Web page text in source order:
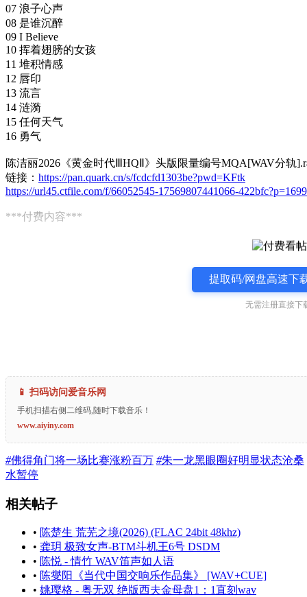
07 浪子心声
08 是谁沉醉
09 I Believe
10 挥着翅膀的女孩
11 堆积情感
12 唇印
13 流言
14 涟漪
15 任何天气
16 勇气
陈洁丽2026《黄金时代ⅢHQⅡ》头版限量编号MQA[WAV分轨
链接： https://pan.quark.cn/s/fcdcfd1303be?pwd=KFtk
https://url45.ctfile.com/f/66052545-17569807441066-422bfc?p=1699
***付费内容***
提取码/网盘高速下
无需注册直接下
📱 扫码访问爱音乐网
手机扫描右侧二维码,随时下载音乐！
www.aiyiny.com
#佛得角门将一场比赛涨粉百万 #朱一龙黑眼圈好明显状态沧桑
水暂停
相关帖子
• 陈楚生 荒芜之境(2026) (FLAC 24bit 48khz)
• 龚玥 极致女声-BTM斗机王6号 DSDM
• 陈悦 - 情竹 WAV笛声如人语
• 陈燮阳《当代中国交响乐作品集》 [WAV+CUE]
• 姚璎格 - 粤无双 绝版西夫金母盘1：1直刻wav